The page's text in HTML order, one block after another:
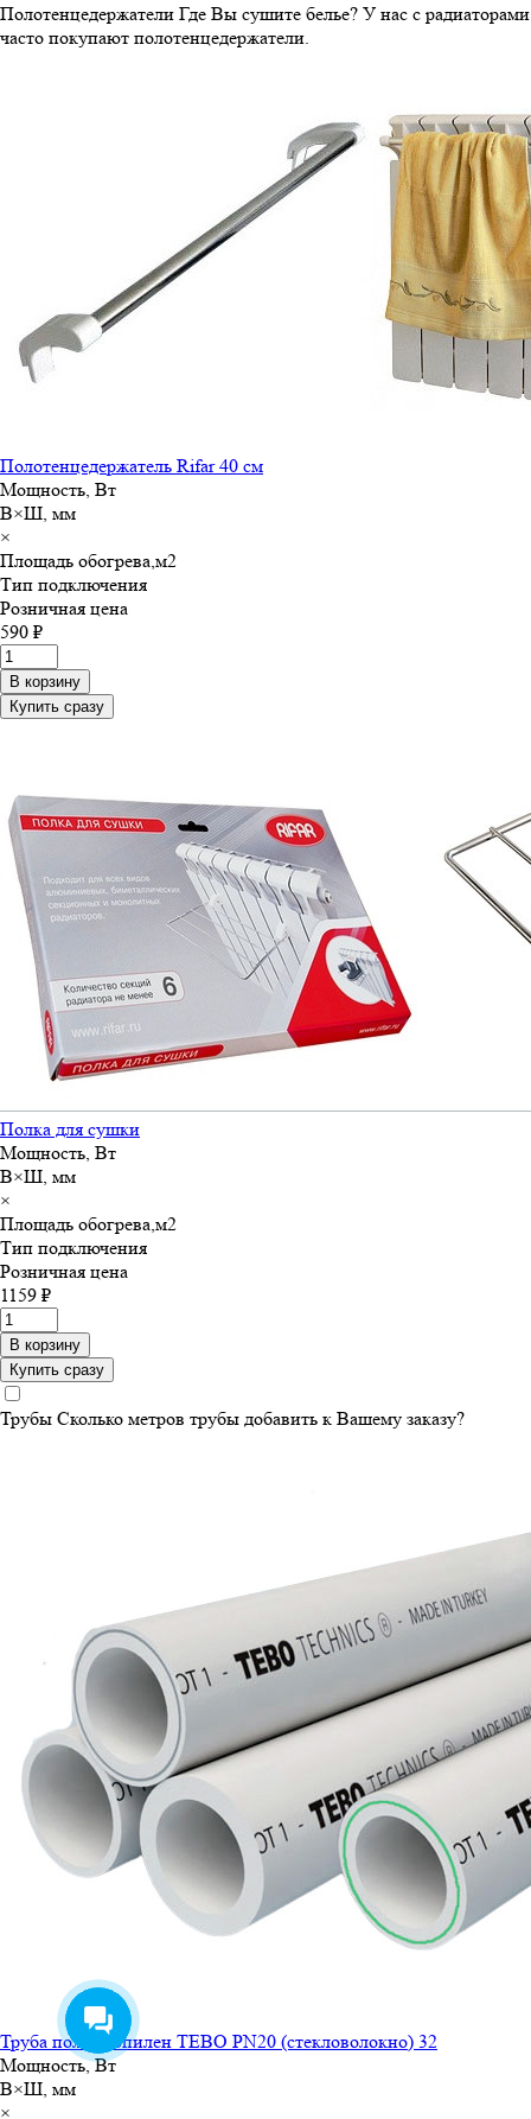
Полотенцедержатели Где Вы сушите белье? У нас с радиаторами
часто покупают полотенцедержатели.
Полотенцедержатель Rifar 40 см
Мощность, Вт
В×Ш, мм
×
Площадь обогрева,м2
Тип подключения
Розничная цена
590 ₽
В корзину
Купить сразу
Полка для сушки
Мощность, Вт
В×Ш, мм
×
Площадь обогрева,м2
Тип подключения
Розничная цена
1159 ₽
В корзину
Купить сразу
Трубы Сколько метров трубы добавить к Вашему заказу?
Труба полипропилен TEBO PN20 (стекловолокно) 32
Мощность, Вт
В×Ш, мм
×